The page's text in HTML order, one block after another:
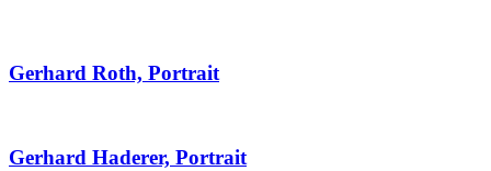
Gerhard Roth, Portrait
Gerhard Haderer, Portrait